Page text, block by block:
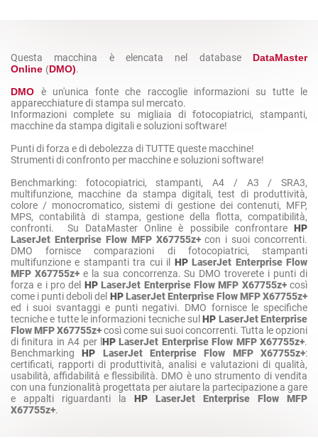
Questa macchina è elencata nel database DataMaster
Online (DMO).
DMO
è un'unica fonte che raccoglie informazioni su tutte le
apparecchiature di stampa sul mercato.
Informazioni complete su migliaia di fotocopiatrici, stampanti,
macchine da stampa digitali e soluzioni software!
Punti di forza e di debolezza di TUTTE queste macchine!
Strumenti di confronto per macchine e soluzioni software!
Benchmarking: fotocopiatrici, stampanti, A4 / A3 / SRA3,
multifunzione, macchine da stampa digitali, test di produttività,
colore / monocromatico, sistemi di gestione dei contenuti, MFP,
MPS, contabilità di stampa, gestione della flotta, compatibilità,
confronti. Su DataMaster Online è possibile confrontare HP
LaserJet Enterprise Flow MFP X67755z+con i suoi concorrenti.
DMO fornisce comparazioni di fotocopiatrici, stampanti
multifunzione e stampanti tra cui il HP LaserJet Enterprise Flow
MFP X67755z+e la sua concorrenza. Su DMO troverete i punti di
forza e i pro del HP LaserJet Enterprise Flow MFP X67755z+così
come i punti deboli del HP LaserJet Enterprise Flow MFP X67755z+
ed i suoi svantaggi e punti negativi. DMO fornisce le specifiche
tecniche e tutte le informazioni tecniche sulHP LaserJet Enterprise
Flow MFP X67755z+così come sui suoi concorrenti. Tutta le opzioni
di finitura in A4 per l HP LaserJet Enterprise Flow MFP X67755z+.
BenchmarkingHP LaserJet Enterprise Flow MFP X67755z+:
certificati, rapporti di produttività, analisi e valutazioni di qualità,
usabilità, affidabilità e flessibilità. DMO è uno strumento di vendita
con una funzionalità progettata per aiutare la partecipazione a gare
e appalti riguardanti la HP
LaserJet Enterprise Flow MFP
X67755z+.